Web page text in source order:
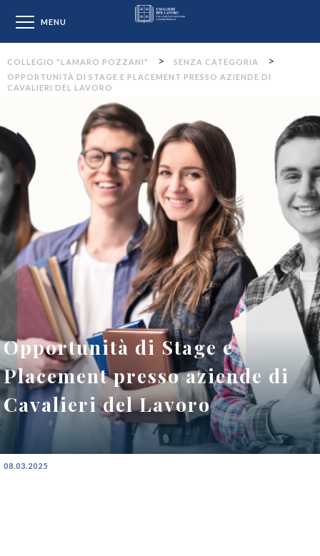
MENU
COLLEGIO "LAMARO POZZANI" > SENZA CATEGORIA >
OPPORTUNITÀ DI STAGE E PLACEMENT PRESSO AZIENDE DI
CAVALIERI DEL LAVORO
Opportunità di Stage e
Placement presso aziende di
Cavalieri del Lavoro
08.03.2025